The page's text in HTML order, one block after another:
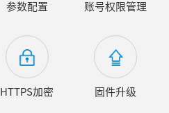
参数配置 账号权限管理
HTTPS加密 固件升级